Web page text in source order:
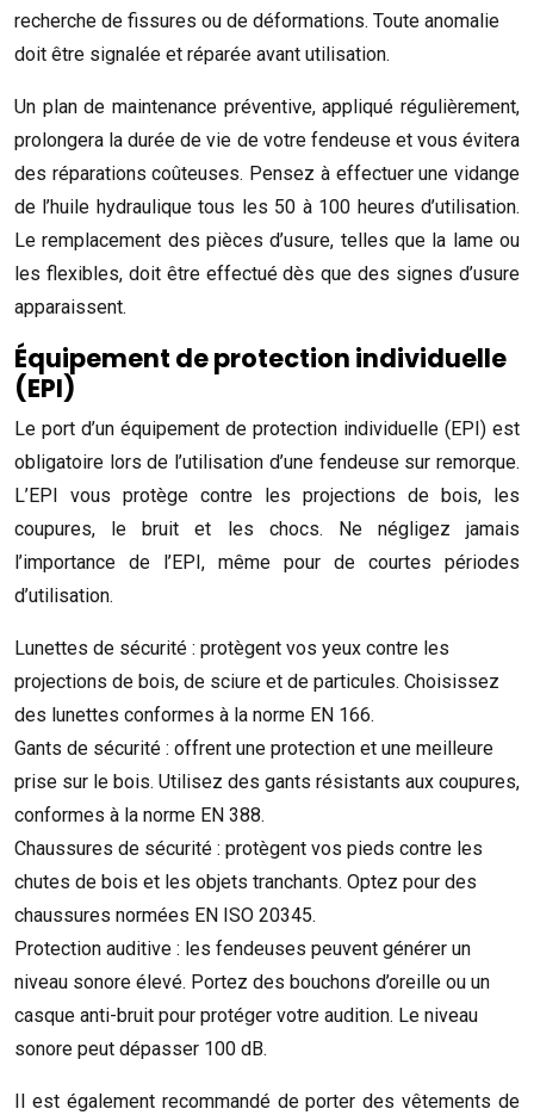
recherche de fissures ou de déformations. Toute anomalie
doit être signalée et réparée avant utilisation.
Un plan de maintenance préventive, appliqué régulièrement,
prolongera la durée de vie de votre fendeuse et vous évitera
des réparations coûteuses. Pensez à effectuer une vidange
de l’huile hydraulique tous les 50 à 100 heures d’utilisation.
Le remplacement des pièces d’usure, telles que la lame ou
les flexibles, doit être effectué dès que des signes d’usure
apparaissent.
Équipement de protection individuelle
(EPI)
Le port d’un équipement de protection individuelle (EPI) est
obligatoire lors de l’utilisation d’une fendeuse sur remorque.
L’EPI vous protège contre les projections de bois, les
coupures, le bruit et les chocs. Ne négligez jamais
l’importance de l’EPI, même pour de courtes périodes
d’utilisation.
Lunettes de sécurité : protègent vos yeux contre les
projections de bois, de sciure et de particules. Choisissez
des lunettes conformes à la norme EN 166.
Gants de sécurité : offrent une protection et une meilleure
prise sur le bois. Utilisez des gants résistants aux coupures,
conformes à la norme EN 388.
Chaussures de sécurité : protègent vos pieds contre les
chutes de bois et les objets tranchants. Optez pour des
chaussures normées EN ISO 20345.
Protection auditive : les fendeuses peuvent générer un
niveau sonore élevé. Portez des bouchons d’oreille ou un
casque anti-bruit pour protéger votre audition. Le niveau
sonore peut dépasser 100 dB.
Il est également recommandé de porter des vêtements de